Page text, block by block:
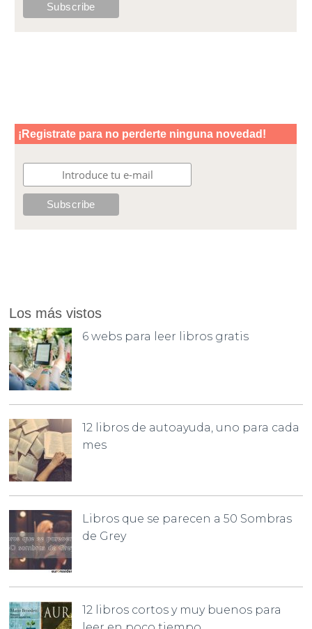
Los más vistos
6 webs para leer libros gratis
12 libros de autoayuda, uno para cada
mes
Libros que se parecen a 50 Sombras
de Grey
12 libros cortos y muy buenos para